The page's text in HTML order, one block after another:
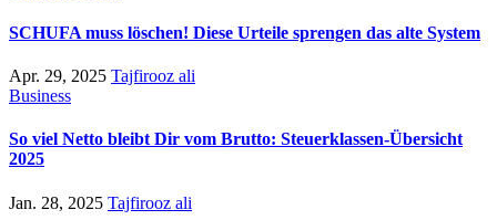
SCHUFA muss löschen! Diese Urteile sprengen das alte System
Apr. 29, 2025 Tajfirooz ali
Business
So viel Netto bleibt Dir vom Brutto: Steuerklassen-Übersicht
2025
Jan. 28, 2025 Tajfirooz ali